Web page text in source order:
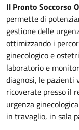
Il Pronto Soccorso
permette di
gestione delle
ottimizzando i
ginecologico e
laboratorio e
diagnosi, le pazienti
ricoverate presso il
urgenza
in travaglio, in sala